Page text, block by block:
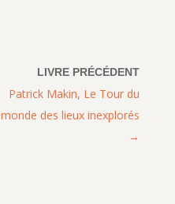
Patrick Makin, Le Tour du
monde des lieux inexplorés